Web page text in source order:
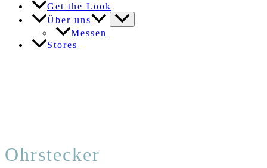
Get the Look
Über uns
Messen
Stores
Ohrstecker